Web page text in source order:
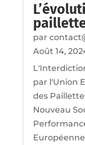
par
Août 14,
par l'Union
des
Nouveau